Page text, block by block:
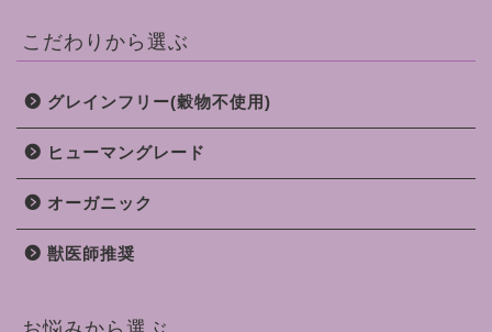
こだわりから選ぶ
グレインフリー(穀物不使用)
ヒューマングレード
オーガニック
獣医師推奨